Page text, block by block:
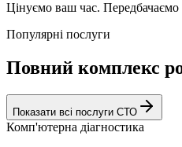
Цінуємо ваш час. Передбачаємо
Популярні послуги
Повний комплекс
Показати всі послуги СТО
Комп'ютерна діагностика